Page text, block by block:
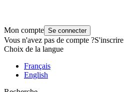
Mon compte Se connecter
Vous n'avez pas de compte ?S'inscrire
Choix de la langue
Français
English